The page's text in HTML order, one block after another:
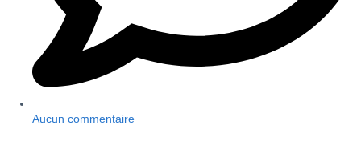
Aucun commentaire